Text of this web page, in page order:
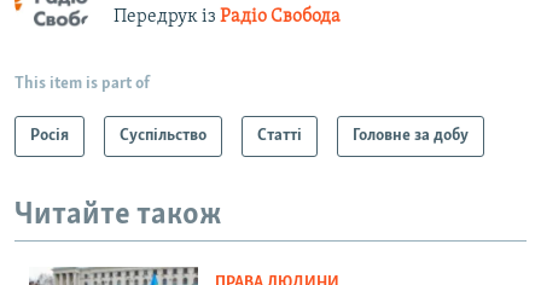
Передрук із Радіо Свобода
This item is part of
Росія Суспільство Статті Головне за добу
Читайте також